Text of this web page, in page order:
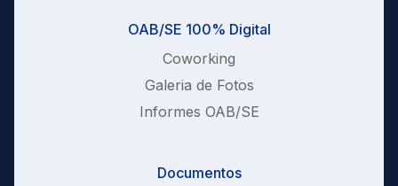
OAB/SE 100% Digital
Coworking
Galeria de Fotos
Informes OAB/SE
Documentos